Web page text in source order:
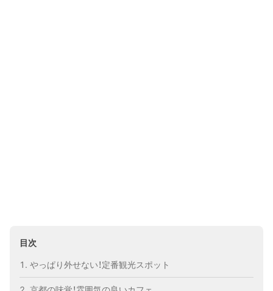
目次
やっぱり外せない！定番観光スポット